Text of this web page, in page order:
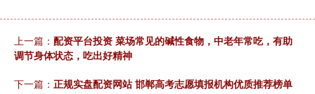
上一篇： 配资平台投资 菜场常见的碱性食物，中老年常吃，有助
调节身体状态，吃出好精神
下一篇： 正规实盘配资网站 邯郸高考志愿填报机构优质推荐榜单